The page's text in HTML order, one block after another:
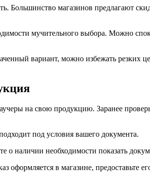
Большинство магазинов предлагают
мучительного выбора. Можно
вариант, можно избежать резких
на свою продукцию. Заранее
под условия вашего документа.
наличии необходимости показать
в магазине, предоставьте